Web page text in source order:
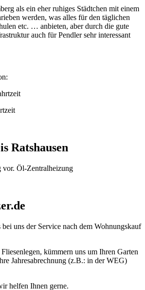
als ein eher ruhiges Städtchen mit einem
werden, was alles für den täglichen
etc. … anbieten, aber durch die gute
auch für Pendler sehr interessant
Ratshausen
Öl-Zentralheizung
bei uns der Service nach dem Wohnungskauf
kümmern uns um Ihren Garten
Jahresabrechnung (z.B.: in der WEG)
helfen Ihnen gerne.